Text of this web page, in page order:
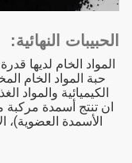
الحبيبات النهائية:
المواد الخام لديها
حبة المواد الخام
الكيميائية والمواد
ان تنتج أسمدة مركبة
الأسمدة العضوية)،